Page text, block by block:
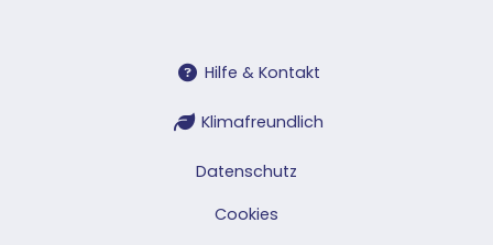
Hilfe & Kontakt
Klimafreundlich
Datenschutz
Cookies